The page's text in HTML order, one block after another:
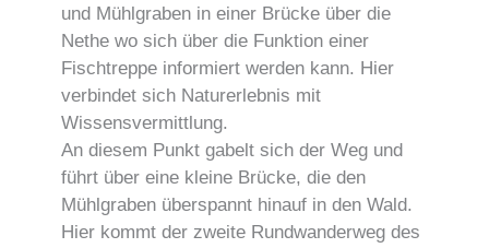
und Mühlgraben in einer Brücke über die
Nethe wo sich über die Funktion einer
Fischtreppe informiert werden kann. Hier
verbindet sich Naturerlebnis mit
Wissensvermittlung.
An diesem Punkt gabelt sich der Weg und
führt über eine kleine Brücke, die den
Mühlgraben überspannt hinauf in den Wald.
Hier kommt der zweite Rundwanderweg des